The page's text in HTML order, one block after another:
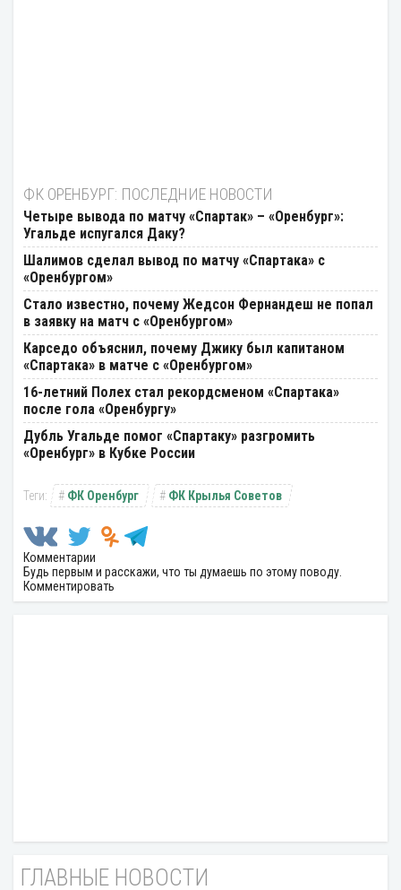
ФК ОРЕНБУРГ: ПОСЛЕДНИЕ НОВОСТИ
Четыре вывода по матчу «Спартак» – «Оренбург»:
Угальде испугался Даку?
Шалимов сделал вывод по матчу «Спартака» с
«Оренбургом»
Стало известно, почему Жедсон Фернандеш не попал
в заявку на матч с «Оренбургом»
Карседо объяснил, почему Джику был капитаном
«Спартака» в матче с «Оренбургом»
16-летний Полех стал рекордсменом «Спартака»
после гола «Оренбургу»
Дубль Угальде помог «Спартаку» разгромить
«Оренбург» в Кубке России
ФК Оренбург ФК Крылья Советов
Комментарии
Будь первым и расскажи, что ты думаешь по этому поводу.
Комментировать
ГЛАВНЫЕ НОВОСТИ